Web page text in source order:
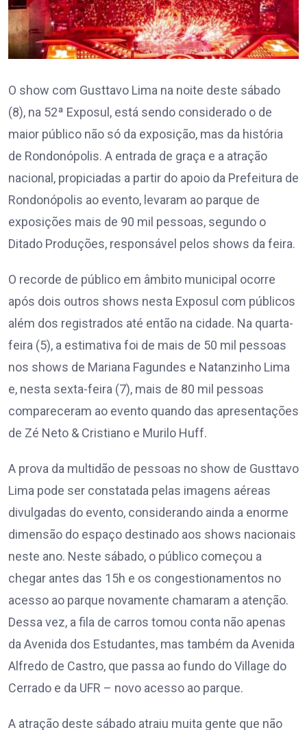
O show com Gusttavo Lima na noite deste sábado
(8), na 52ª Exposul, está sendo considerado o de
maior público não só da exposição, mas da história
de Rondonópolis. A entrada de graça e a atração
nacional, propiciadas a partir do apoio da Prefeitura de
Rondonópolis ao evento, levaram ao parque de
exposições mais de 90 mil pessoas, segundo o
Ditado Produções, responsável pelos shows da feira.
O recorde de público em âmbito municipal ocorre
após dois outros shows nesta Exposul com públicos
além dos registrados até então na cidade. Na quarta-
feira (5), a estimativa foi de mais de 50 mil pessoas
nos shows de Mariana Fagundes e Natanzinho Lima
e, nesta sexta-feira (7), mais de 80 mil pessoas
compareceram ao evento quando das apresentações
de Zé Neto & Cristiano e Murilo Huff.
A prova da multidão de pessoas no show de Gusttavo
Lima pode ser constatada pelas imagens aéreas
divulgadas do evento, considerando ainda a enorme
dimensão do espaço destinado aos shows nacionais
neste ano. Neste sábado, o público começou a
chegar antes das 15h e os congestionamentos no
acesso ao parque novamente chamaram a atenção.
Dessa vez, a fila de carros tomou conta não apenas
da Avenida dos Estudantes, mas também da Avenida
Alfredo de Castro, que passa ao fundo do Village do
Cerrado e da UFR – novo acesso ao parque.
A atração deste sábado atraiu muita gente que não